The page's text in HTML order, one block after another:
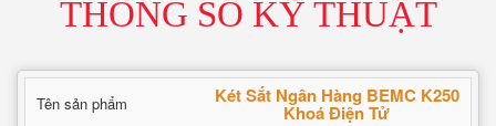
THÔNG SỐ KỸ THUẬT
Tên sản phẩm Két Sắt Ngân Hàng BEMC K250
Khoá Điện Tử